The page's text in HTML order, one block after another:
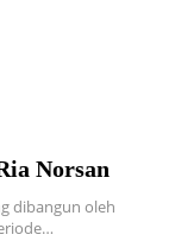
Norsan
dibangun oleh